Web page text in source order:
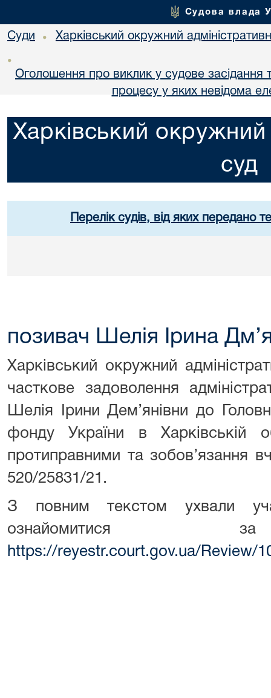
Судова влада
Суди • Харківський окружний
•
Оголошення про виклик у судове засідання
процесу у яких невідома
Харківський окружний
суд
Перелік судів, від яких передано
позивач Шелія Ірина
Харківський окружний
часткове задоволення
Шелія Ірини Дем’янівни до
фонду України в Харківській
протиправними та зобов’язання
520/25831/21.
З повним текстом ухвали
ознайомитися
https://reyestr.court.gov.ua/Review/